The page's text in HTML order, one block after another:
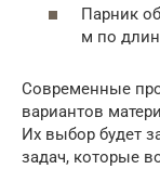
Парник
м по
Современные
вариантов
Их выбор будет
задач, которые